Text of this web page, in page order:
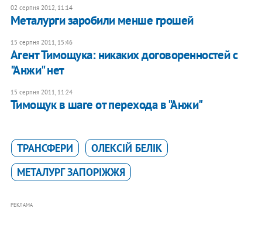
02 серпня 2012, 11:14
Металурги заробили менше грошей
15 серпня 2011, 15:46
​Агент Тимощука: никаких договоренностей с
"Анжи" нет
15 серпня 2011, 11:24
Тимощук в шаге от перехода в "Анжи"
ТРАНСФЕРИ
ОЛЕКСІЙ БЕЛІК
МЕТАЛУРГ ЗАПОРІЖЖЯ
РЕКЛАМА